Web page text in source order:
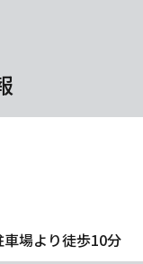
場より徒歩10分